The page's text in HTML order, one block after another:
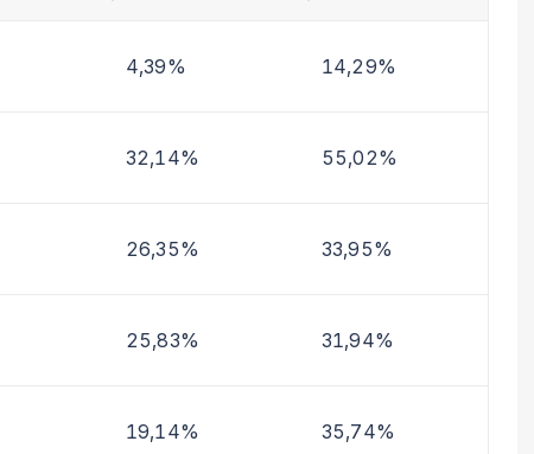
4,39% 14,29%
32,14% 55,02%
26,35% 33,95%
25,83% 31,94%
19,14% 35,74%